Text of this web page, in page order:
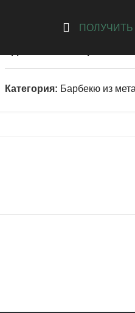
ПОЛУЧИТЬ
BESTMANGAL-1500
Категория: Барбекю из